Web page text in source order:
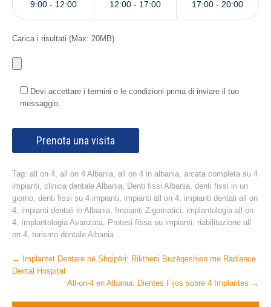
9:00 - 12:00 12:00 - 17:00 17:00 - 20:00
Carica i risultati (Max: 20MB)
Devi accettare i termini e le condizioni prima di inviare il tuo
messaggio.
Tag: all on 4 all on 4 Albania all on 4 in albania arcata completa su 4
impianti clinica dentale Albania Denti fissi Albania denti fissi in un
giorno denti fissi su 4 impianti impianti all on 4 impianti dentali all on
4 impianti dentali in Albania Impianti Zigomatici
implantologia all on
4 Implantologia Avanzata Protesi fissa su impianti
riabilitazione all
on 4 turismo dentale Albania
Post
navigation
← Implantet Dentare në Shqipëri: Riktheni Buzëqeshjen me Radiance
Dental Hospital
All-on-4 en Albania: Dientes Fijos sobre 4 Implantes →